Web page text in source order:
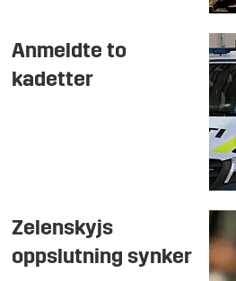
Anmeldte to
kadetter
Zelenskyjs
oppslutning synker